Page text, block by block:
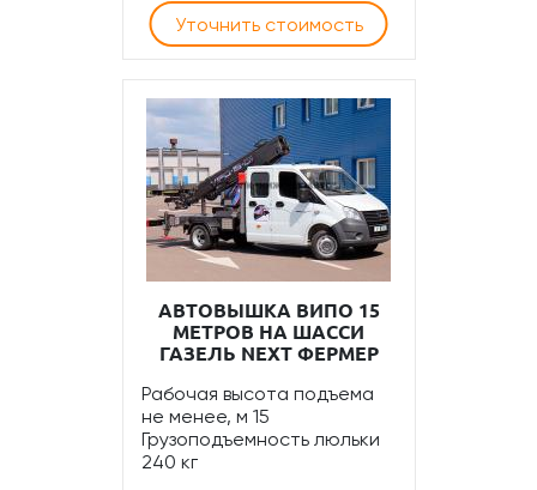
Уточнить стоимость
АВТОВЫШКА ВИПО 15
МЕТРОВ НА ШАССИ
ГАЗЕЛЬ NEXT ФЕРМЕР
Рабочая высота подъема
не менее, м 15
Грузоподъемность люльки
240 кг